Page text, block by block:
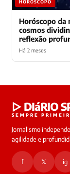
HORÓSCOPO
Horóscopo da
cosmos
reflexão
Há 2 meses
online
▷ DIáRIO
SEMPRE
Jornalismo
agilidade e
f 𝕏 ig